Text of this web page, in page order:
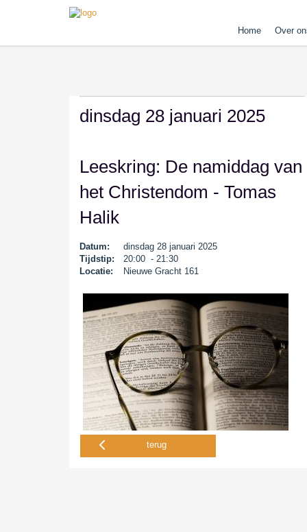
Home Over
dinsdag 28 januari 2025
Leeskring: De namiddag van
het Christendom - Tomas
Halik
Datum:
dinsdag 28 januari 2025
Tijdstip:
20:00 - 21:30
Locatie:
Nieuwe Gracht 161
terug